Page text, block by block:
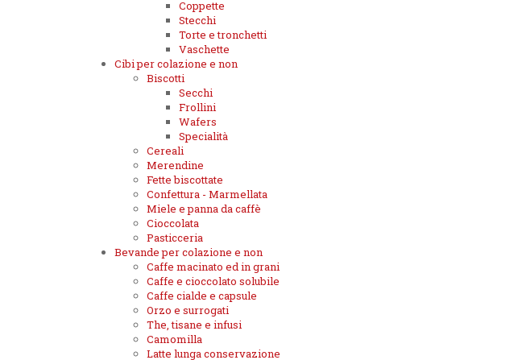
Coppette
Stecchi
Torte e tronchetti
Vaschette
Cibi per colazione e non
Biscotti
Secchi
Frollini
Wafers
Specialità
Cereali
Merendine
Fette biscottate
Confettura - Marmellata
Miele e panna da caffè
Cioccolata
Pasticceria
Bevande per colazione e non
Caffe macinato ed in grani
Caffe e cioccolato solubile
Caffe cialde e capsule
Orzo e surrogati
The, tisane e infusi
Camomilla
Latte lunga conservazione